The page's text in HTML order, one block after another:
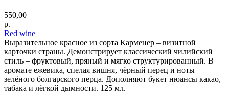
550,00
р.
Red wine
Выразительное красное из сорта Карменер – визитной
карточки страны. Демонстрирует классический чилийский
стиль – фруктовый, пряный и мягко структурированный. В
аромате ежевика, спелая вишня, чёрный перец и ноты
зелёного болгарского перца. Дополняют букет нюансы какао,
табака и лёгкой дымности. 125 мл.